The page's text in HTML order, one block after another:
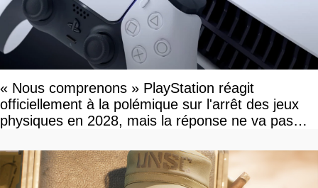
« Nous comprenons » PlayStation réagit
officiellement à la polémique sur l'arrêt des jeux
physiques en 2028, mais la réponse ne va pas